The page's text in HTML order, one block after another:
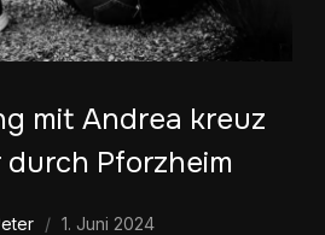
mit Andrea kreuz
Pforzheim
1. Juni 2024